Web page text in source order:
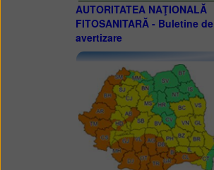
AUTORITATEA NAŢIONALĂ
FITOSANITARĂ - Buletine de
avertizare